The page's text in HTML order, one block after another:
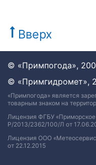
Вверх
© «Примпогода»,
© «Примгидромет»,
«Примпогода» является
товарным знаком на
Лицензия ФГБУ
Р/2013/2362/100/Л от
Лицензия ООО
от 22.12.2015